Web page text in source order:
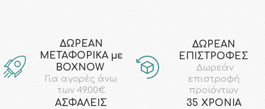
ΔΩΡΕΑΝ
ΜΕΤΑΦΟΡΙΚΑ με
ΒΟΧΝΟW
Για αγορές άνω
των 49.00€
ΔΩΡΕΑΝ
ΕΠΙΣΤΡΟΦΕΣ
Δωρεάν
επιστροφή
προϊόντων
AΣΦΑΛΕΙΣ
35 ΧΡΟΝΙΑ